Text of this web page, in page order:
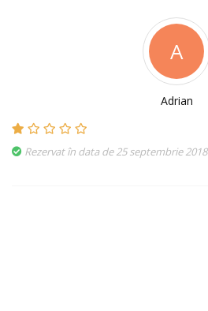
A
Adrian
Rezervat în data de 25 septembrie 2018